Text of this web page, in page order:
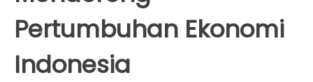
Pertumbuhan Ekonomi
Indonesia